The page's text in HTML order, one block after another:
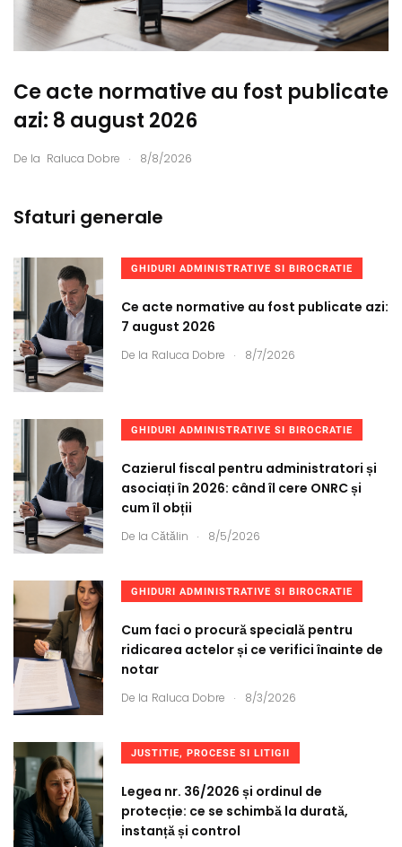
Ce acte normative au fost publicate
azi: 8 august 2026
De la Raluca Dobre . 8/8/2026
Sfaturi generale
GHIDURI ADMINISTRATIVE SI BIROCRATIE
Ce acte normative au fost publicate azi:
7 august 2026
De la Raluca Dobre . 8/7/2026
GHIDURI ADMINISTRATIVE SI BIROCRATIE
Cazierul fiscal pentru administratori și
asociați în 2026: când îl cere ONRC și
cum îl obții
De la Cătălin . 8/5/2026
GHIDURI ADMINISTRATIVE SI BIROCRATIE
Cum faci o procură specială pentru
ridicarea actelor și ce verifici înainte de
notar
De la Raluca Dobre . 8/3/2026
JUSTITIE, PROCESE SI LITIGII
Legea nr. 36/2026 și ordinul de
protecție: ce se schimbă la durată,
instanță și control